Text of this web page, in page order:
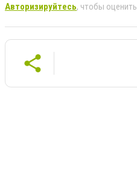
Авторизируйтесь, чтобы оценить